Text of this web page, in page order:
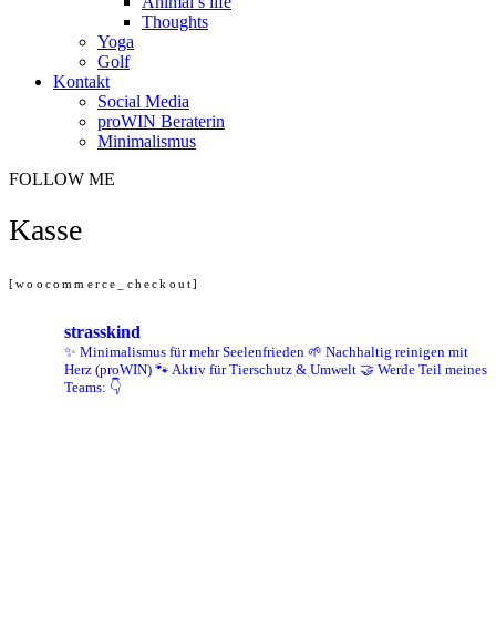
Thoughts
Yoga
Golf
Kontakt
Social Media
proWIN Beraterin
Minimalismus
FOLLOW ME
Kasse
[woocommerce_checkout]
strasskind
✨ Minimalismus für mehr Seelenfrieden 🌱 Nachhaltig reinigen mit
Herz (proWIN) 🐾 Aktiv für Tierschutz & Umwelt 🤝 Werde Teil meines
Teams: 👇